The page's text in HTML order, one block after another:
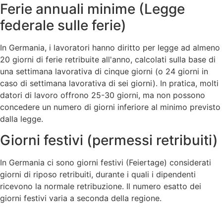
Ferie annuali minime (Legge
federale sulle ferie)
In Germania, i lavoratori hanno diritto per legge ad almeno
20 giorni di ferie retribuite all'anno, calcolati sulla base di
una settimana lavorativa di cinque giorni (o 24 giorni in
caso di settimana lavorativa di sei giorni). In pratica, molti
datori di lavoro offrono 25-30 giorni, ma non possono
concedere un numero di giorni inferiore al minimo previsto
dalla legge.
Giorni festivi (permessi retribuiti)
In Germania ci sono giorni festivi (Feiertage) considerati
giorni di riposo retribuiti, durante i quali i dipendenti
ricevono la normale retribuzione. Il numero esatto dei
giorni festivi varia a seconda della regione.